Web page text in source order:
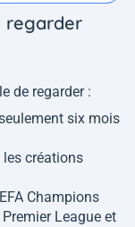
regarder
de regarder :
six mois
créations
Champions
League et